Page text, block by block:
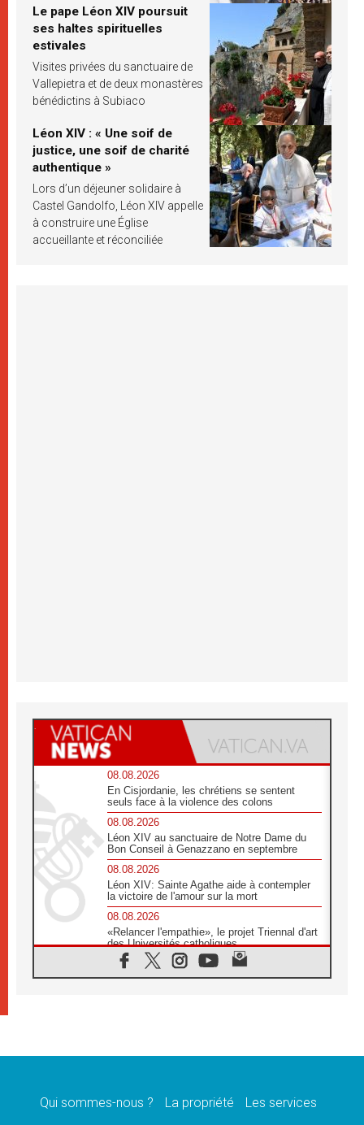
Le pape Léon XIV poursuit
ses haltes spirituelles
estivales
Visites privées du sanctuaire de
Vallepietra et de deux monastères
bénédictins à Subiaco
Léon XIV : « Une soif de
justice, une soif de charité
authentique »
Lors d’un déjeuner solidaire à
Castel Gandolfo, Léon XIV appelle
à construire une Église
accueillante et réconciliée
08.08.2026
En Cisjordanie, les chrétiens se sentent
seuls face à la violence des colons
08.08.2026
Léon XIV au sanctuaire de Notre Dame du
Bon Conseil à Genazzano en septembre
08.08.2026
Léon XIV: Sainte Agathe aide à contempler
la victoire de l'amour sur la mort
08.08.2026
«Relancer l'empathie», le projet Triennal d'art
des Universités catholiques
08.08.2026
Signis 2026, donner la parole aux religieuses
07.08.2026
07.08.2026
Qui sommes-nous ? La propriété
Les services